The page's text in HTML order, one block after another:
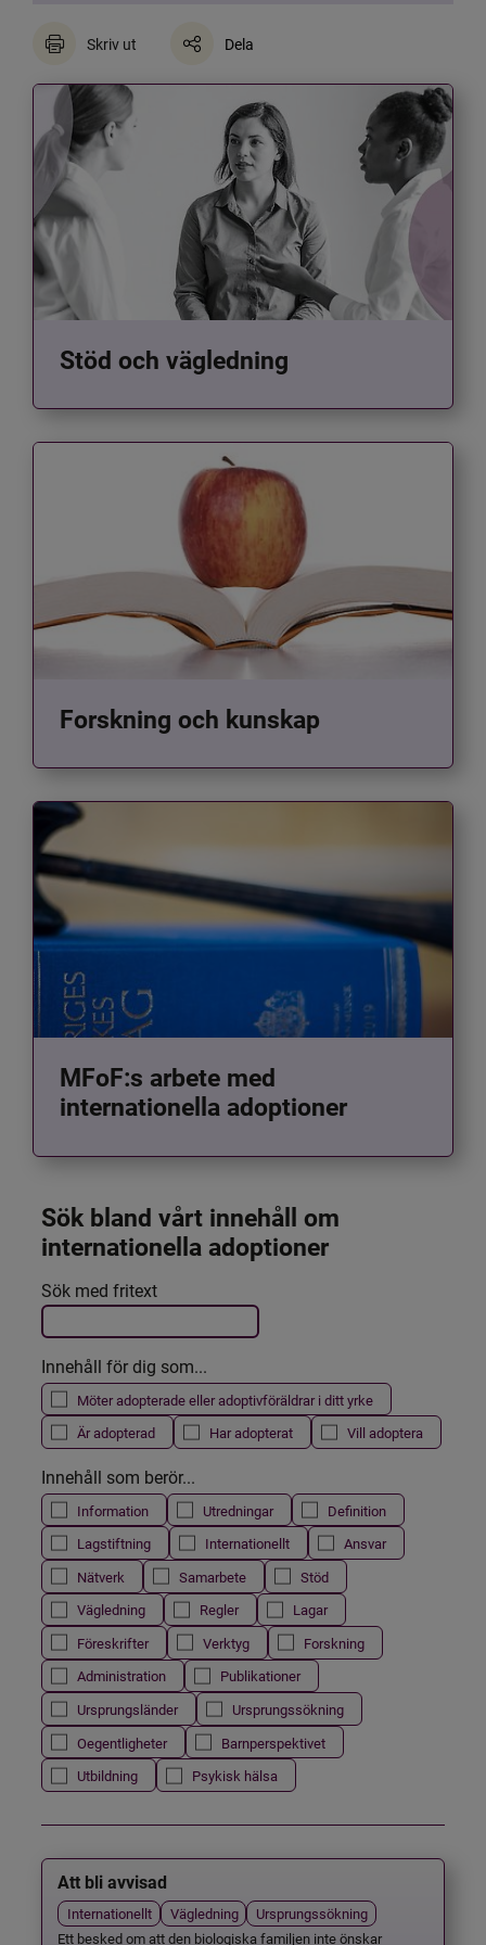
Skriv ut Dela
Stöd och vägledning
Forskning och kunskap
MFoF:s arbete med
internationella adoptioner
Sök bland vårt innehåll om
internationella adoptioner
Filtrera resultatet
Det här formuläret postas automatiskt
Sök med fritext
Innehåll för dig som...
Möter adopterade eller adoptivföräldrar i ditt yrke
Är adopterad
Har adopterat Vill adoptera
Innehåll som berör...
Information Utredningar
Definition
Lagstiftning
Internationellt
Ansvar
Nätverk
Samarbete
Stöd
Vägledning
Regler
Lagar
Föreskrifter
Verktyg
Forskning
Administration
Publikationer
Ursprungsländer
Ursprungssökning
Oegentligheter
Barnperspektivet
Utbildning
Psykisk hälsa
Att bli avvisad
Internationellt Vägledning
Ursprungssökning
Ett besked om att den biologiska familjen inte önskar